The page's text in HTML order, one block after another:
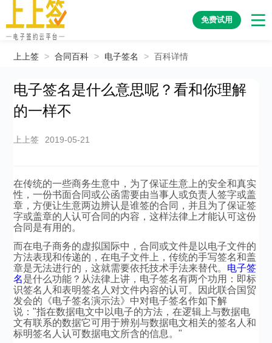
免费试用
上上签 > 合同百科 > 电子签名 > 百科详情
电子签名是什么意思呢？看和你理解
的一样不
上上签 2019-05-21
在传统的一些商务生意中，为了保证生意上的安全和真实
性，一份书面合同或公函需要由当事人或负责人签字或盖
章，方便让生意两边辨认是谁签的合同，并且为了保证签
字或盖章的人认可合同的内容，这样法律上才能认可这份
合同是有用的。
而在电子商务的虚拟国际中，合同或文件是以电子文件的
方法表现和传递的，在电子文件上，传统的手写签名和盖
章是无法进行的，这就需要依托技术手法来替代。 电子签
名是什么功能？从法律上讲，电子签名有两个功用：即标
识签名人和表明签名人对文件内容的认可。因此联合国贸
发会的《电子签名演示法》中对电子签名作如下解
说："指在数据电文中以电子的方法，在逻辑上与数据电
文有联系的数据它可用于辨别与数据电文相关的签名人和
标明签名人认可数据电文所含的信息。"